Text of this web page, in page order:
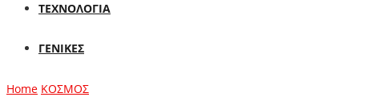
ΤΕΧΝΟΛΟΓΙΑ
ΓΕΝΙΚΕΣ
Home ΚΟΣΜΟΣ